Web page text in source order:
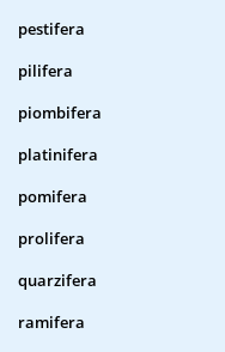
pestifera
pilifera
piombifera
platinifera
pomifera
prolifera
quarzifera
ramifera